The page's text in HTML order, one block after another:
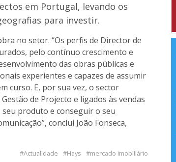
em Portugal, levando os
para investir.
no setor. “Os perfis de Director de
pelo contínuo crescimento e
das obras públicas e
experientes e capazes de assumir
curso. E, por sua vez, o sector
de Projecto e ligados às vendas
produto e conseguir o seu
conclui João Fonseca,
Actualidade Hays mercado imobiliário